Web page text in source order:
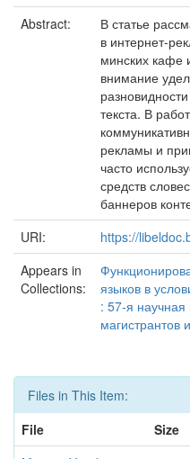
Abstract:
В статье
в интернет-
минских кафе
внимание
текста. В
рекламы и
часто
средств
баннеров
URI:
https://
Appears in
Collections:
языков в
: 57-я
магистрантов
Files in This Item:
File
Size